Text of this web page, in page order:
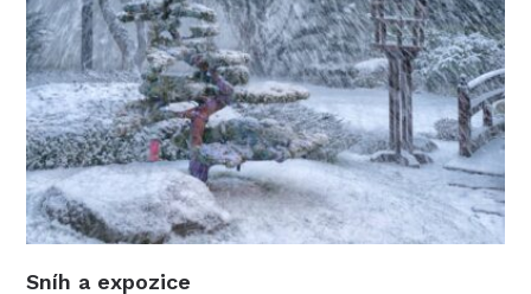
Sníh a expozice